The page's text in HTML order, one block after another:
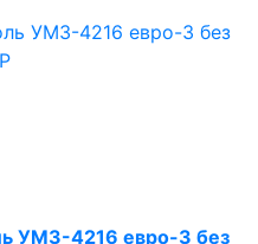
УМЗ-4216 евро-3 без